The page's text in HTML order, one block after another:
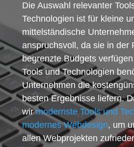
Die Auswahl relevanter
Technologien ist für kleine
mittelständische
anspruchsvoll, da sie in der
begrenzte Budgets
Tools und Technologien
Unternehmen die
besten Ergebnisse liefern.
wirmodernste Tools und
modernes Webdesign, um
allen Webprojekten